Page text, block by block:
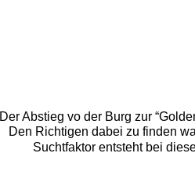
Der Abstieg vo der Burg zur
Den Richtigen dabei zu finden
Suchtfaktor entsteht bei